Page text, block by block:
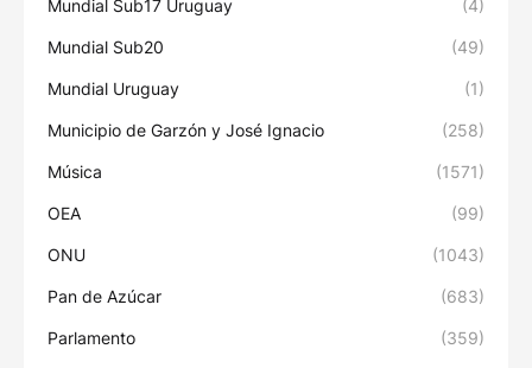
Mundial Sub17 Uruguay (4)
Mundial Sub20 (49)
Mundial Uruguay (1)
Municipio de Garzón y José Ignacio (258)
Música (1571)
OEA (99)
ONU (1043)
Pan de Azúcar (683)
Parlamento (359)